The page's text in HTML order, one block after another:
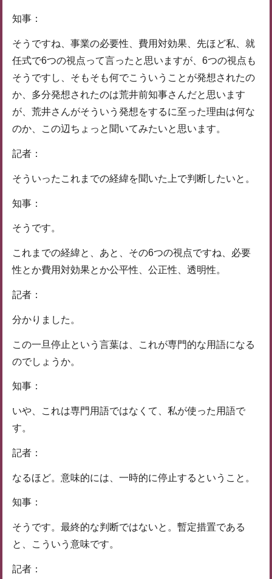
知事：
そうですね、事業の必要性、費用対効果、先ほど私、就
任式で6つの視点って言ったと思いますが、6つの視点も
そうですし、そもそも何でこういうことが発想されたの
か、多分発想されたのは荒井前知事さんだと思います
が、荒井さんがそういう発想をするに至った理由は何な
のか、この辺ちょっと聞いてみたいと思います。
記者：
そういったこれまでの経緯を聞いた上で判断したいと。
知事：
そうです。
これまでの経緯と、あと、その6つの視点ですね、必要
性とか費用対効果とか公平性、公正性、透明性。
記者：
分かりました。
この一旦停止という言葉は、これが専門的な用語になる
のでしょうか。
知事：
いや、これは専門用語ではなくて、私が使った用語で
す。
記者：
なるほど。意味的には、一時的に停止するということ。
知事：
そうです。最終的な判断ではないと。暫定措置である
と、こういう意味です。
記者：